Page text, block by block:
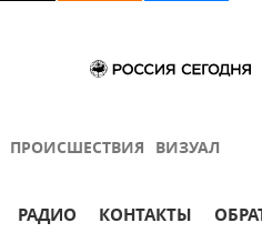
ПРОИСШЕСТВИЯ ВИЗУАЛ
РАДИО КОНТАКТЫ